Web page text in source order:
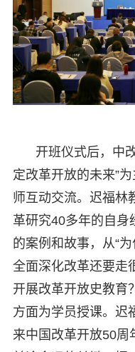
开班仪式后，中
定改革开放的未来”
师互动交流。迟福林
革研究40多年的自身
的案例和故事，从“
全面深化改革还要走
开展改革开放史教育
方面为学员授课。迟
来中国改革开放50周